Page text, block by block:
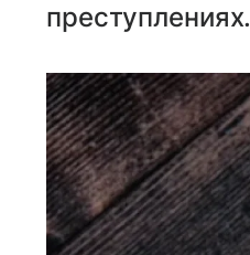
преступлениях.